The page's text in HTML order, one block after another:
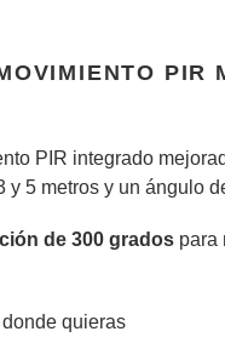
PIR
PIR integrado
y 5 metros y un ángulo
de 300 grados para
quieras